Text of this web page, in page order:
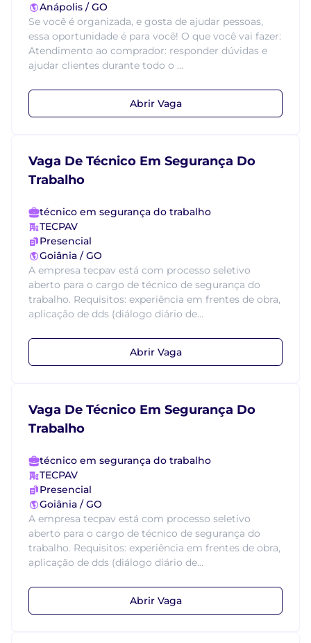
Anápolis / GO
Se você é organizada, e gosta de ajudar pessoas,
essa oportunidade é para você! O que você vai fazer:
Atendimento ao comprador: responder dúvidas e
ajudar clientes durante todo o ...
Abrir Vaga
Vaga De Técnico Em Segurança Do
Trabalho
técnico em segurança do trabalho
TECPAV
Presencial
Goiânia / GO
A empresa tecpav está com processo seletivo
aberto para o cargo de técnico de segurança do
trabalho. Requisitos: experiência em frentes de obra,
aplicação de dds (diálogo diário de...
Abrir Vaga
Vaga De Técnico Em Segurança Do
Trabalho
técnico em segurança do trabalho
TECPAV
Presencial
Goiânia / GO
A empresa tecpav está com processo seletivo
aberto para o cargo de técnico de segurança do
trabalho. Requisitos: experiência em frentes de obra,
aplicação de dds (diálogo diário de...
Abrir Vaga